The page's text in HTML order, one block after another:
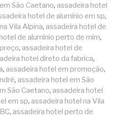
São Caetano, assadeira hotel
hotel de alumínio em sp,
Vila Alpina, assadeira hotel de
de alumínio perto de mim,
, assadeira hotel de
hotel direto da fabrica,
, assadeira hotel em promoção,
, assadeira hotel em São
São Caetano, assadeira hotel
em sp, assadeira hotel na Vila
, assadeira hotel perto de